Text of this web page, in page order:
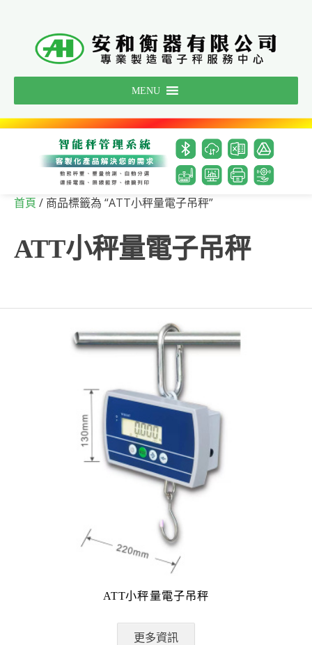
MENU
首頁 / 商品標籤為 “ATT小秤量電子吊秤”
ATT小秤量電子吊秤
ATT小秤量電子吊秤
更多資訊